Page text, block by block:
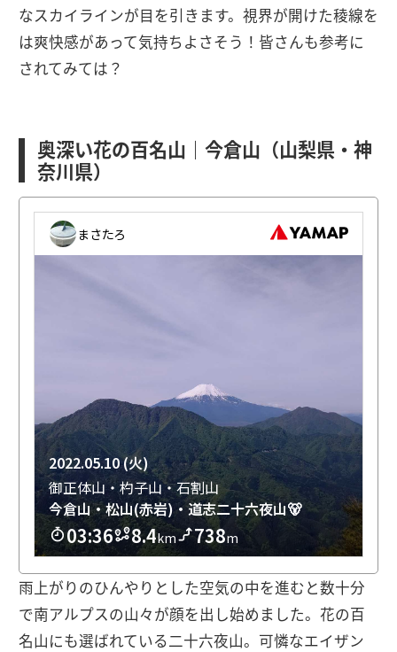
なスカイラインが目を引きます。視界が開けた稜線を
は爽快感があって気持ちよさそう！皆さんも参考に
されてみては？
奥深い花の百名山｜今倉山（山梨県・神
奈川県）
雨上がりのひんやりとした空気の中を進むと数十分
で南アルプスの山々が顔を出し始めました。花の百
名山にも選ばれている二十六夜山。可憐なエイザン